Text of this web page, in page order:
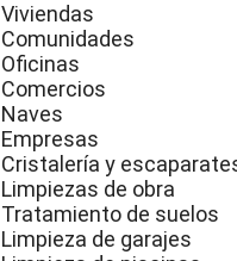
Viviendas
Comunidades
Oficinas
Comercios
Naves
Empresas
Cristalería y
Limpiezas de obra
Tratamiento de suelos
Limpieza de garajes